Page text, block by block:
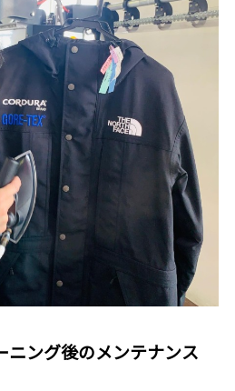
ニング後のメンテナンス